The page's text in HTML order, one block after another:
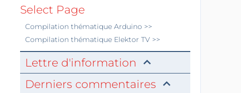
Select Page
Compilation thématique Arduino >>
Compilation thématique Elektor TV>>
Lettre d'information
Derniers commentaires